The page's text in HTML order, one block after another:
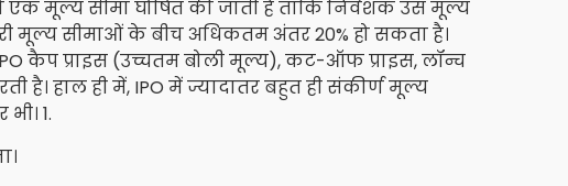
मूल्य सीमा घोषित की जाती है ताकि निवेशक उस मूल्य
मूल्य सीमाओं के बीच अधिकतम अंतर 20% हो सकता है।
कैप प्राइस (उच्चतम बोली मूल्य), कट-ऑफ प्राइस, लॉन्च
है। हाल ही में, IPO में ज्यादातर बहुत ही संकीर्ण मूल्य
1.